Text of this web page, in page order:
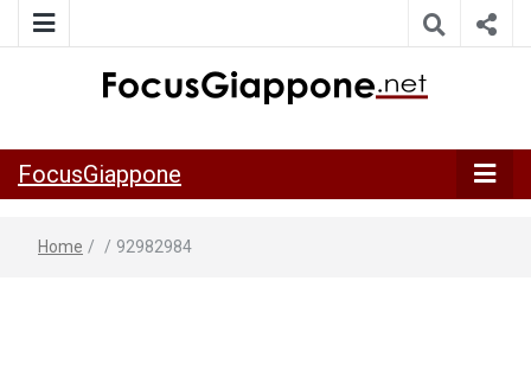
della Japan Italy Economic Federation
FocusGiappone
Home / / 92982984